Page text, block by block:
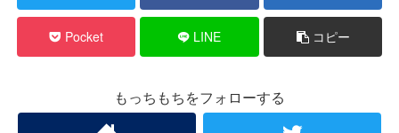
Pocket LINE コピー
もっちもちをフォローする